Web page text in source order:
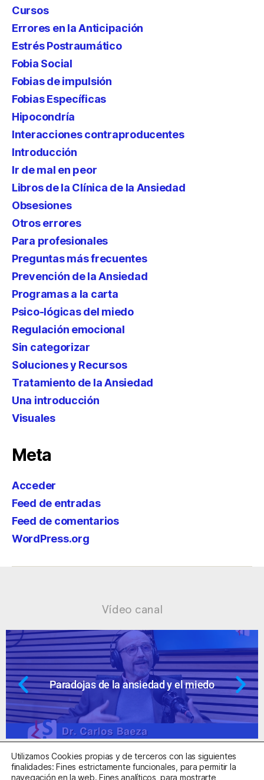
Cursos
Errores en la Anticipación
Estrés Postraumático
Fobia Social
Fobias de impulsión
Fobias Específicas
Hipocondría
Interacciones contraproducentes
Introducción
Ir de mal en peor
Libros de la Clínica de la Ansiedad
Obsesiones
Otros errores
Para profesionales
Preguntas más frecuentes
Prevención de la Ansiedad
Programas a la carta
Psico-lógicas del miedo
Regulación emocional
Sin categorizar
Soluciones y Recursos
Tratamiento de la Ansiedad
Una introducción
Visuales
Meta
Acceder
Feed de entradas
Feed de comentarios
WordPress.org
Vídeo canal
Ansiedad: supuestos
Utilizamos Cookies propias y de terceros con las siguientes
finalidades: Fines estrictamente funcionales, para permitir la
navegación en la web. Fines analíticos, para mostrarte